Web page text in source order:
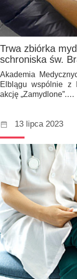
Trwa zbiórka
schroniska św.
Akademia
Elblągu wspólnie z
akcję „Zamydlone”.…
13 lipca 2023